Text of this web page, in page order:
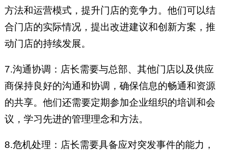
方法和运营模式，提升门店的竞争力。他们可以结
合门店的实际情况，提出改进建议和创新方案，推
动门店的持续发展。
7.沟通协调：店长需要与总部、其他门店以及供应
商保持良好的沟通和协调，确保信息的畅通和资源
的共享。他们还需要定期参加企业组织的培训和会
议，学习先进的管理理念和方法。
8.危机处理：店长需要具备应对突发事件的能力，